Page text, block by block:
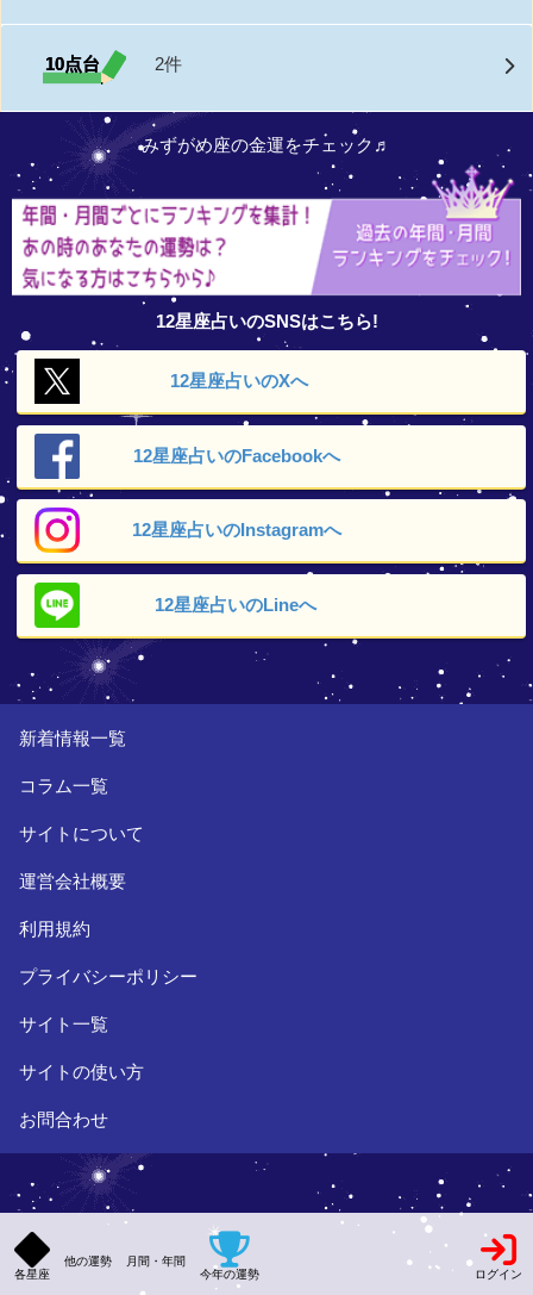
10点台 2件
みずがめ座の金運をチェック♬
12星座占いのSNSはこちら!
12星座占いのXへ
12星座占いのFacebookへ
12星座占いのInstagramへ
12星座占いのLineへ
新着情報一覧
コラム一覧
サイトについて
運営会社概要
利用規約
プライバシーポリシー
サイト一覧
サイトの使い方
お問合わせ
各星座
他の運勢
月間・年間
今年の運勢
ログイン